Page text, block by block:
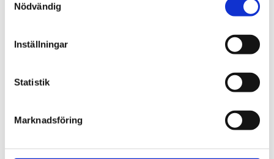
Nödvändig
Inställningar
Statistik
Marknadsföring
Judisk restaurang som